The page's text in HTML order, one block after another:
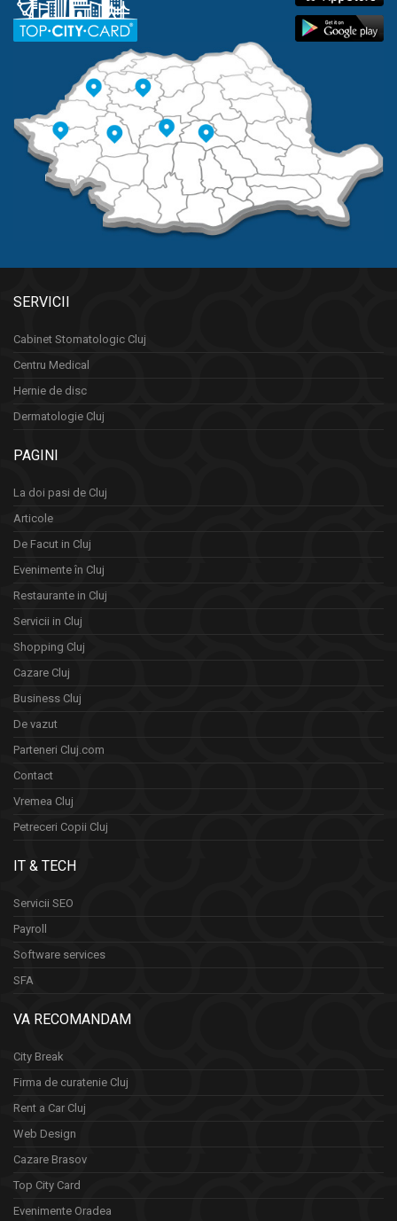
SERVICII
Cabinet Stomatologic Cluj
Centru Medical
Hernie de disc
Dermatologie Cluj
PAGINI
La doi pasi de Cluj
Articole
De Facut in Cluj
Evenimente în Cluj
Restaurante in Cluj
Servicii in Cluj
Shopping Cluj
Cazare Cluj
Business Cluj
De vazut
Parteneri Cluj.com
Contact
Vremea Cluj
Petreceri Copii Cluj
IT & TECH
Servicii SEO
Payroll
Software services
SFA
VA RECOMANDAM
City Break
Firma de curatenie Cluj
Rent a Car Cluj
Web Design
Cazare Brasov
Top City Card
Evenimente Oradea